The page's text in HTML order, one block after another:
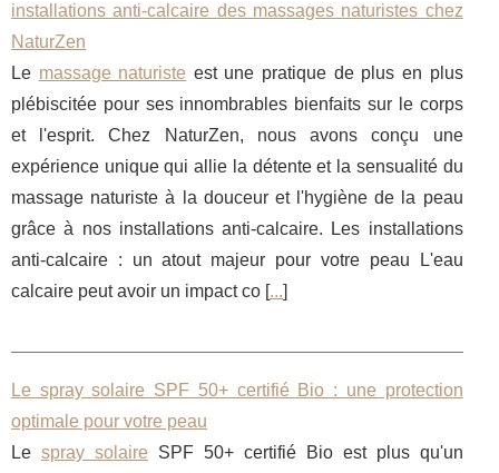
installations anti-calcaire des massages naturistes chez
NaturZen
Le massage naturiste est une pratique de plus en plus
plébiscitée pour ses innombrables bienfaits sur le corps
et l'esprit. Chez NaturZen, nous avons conçu une
expérience unique qui allie la détente et la sensualité du
massage naturiste à la douceur et l'hygiène de la peau
grâce à nos installations anti-calcaire. Les installations
anti-calcaire : un atout majeur pour votre peau L'eau
calcaire peut avoir un impact co [...]
Le spray solaire SPF 50+ certifié Bio : une protection
optimale pour votre peau
Le spray solaire SPF 50+ certifié Bio est plus qu'un